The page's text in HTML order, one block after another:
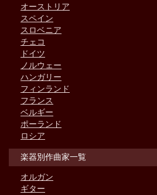
オーストリア
スペイン
スロベニア
チェコ
ドイツ
ノルウェー
ハンガリー
フィンランド
フランス
ベルギー
ポーランド
ロシア
楽器別作曲家一覧
オルガン
ギター